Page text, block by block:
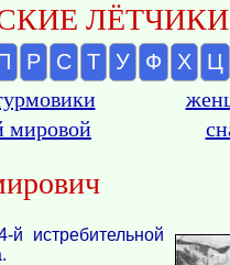
ЛЁТЧИКИ
Р С Т У Ф Х Ц
мировой
истребительной